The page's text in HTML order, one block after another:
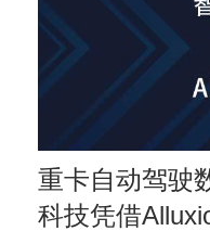
重卡自动驾驶
科技凭借